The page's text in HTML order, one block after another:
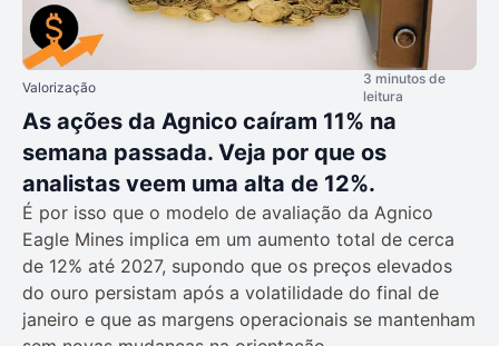
Valorização
3 minutos de
leitura
As ações da Agnico caíram 11% na
semana passada. Veja por que os
analistas veem uma alta de 12%.
É por isso que o modelo de avaliação da Agnico
Eagle Mines implica em um aumento total de cerca
de 12% até 2027, supondo que os preços elevados
do ouro persistam após a volatilidade do final de
janeiro e que as margens operacionais se mantenham